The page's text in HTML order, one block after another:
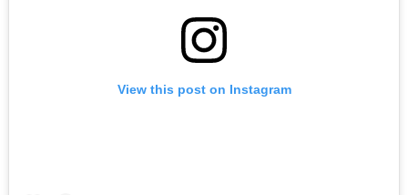
View this post on Instagram